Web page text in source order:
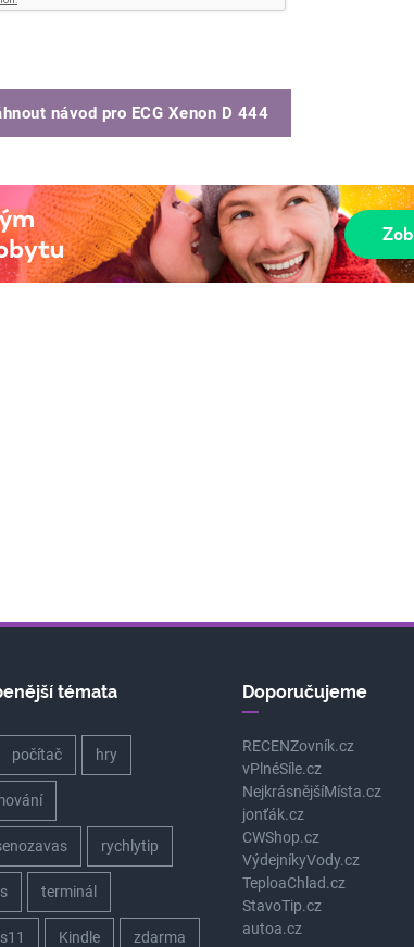
návod pro ECG Xenon D 444
témata
počítač hry
rychlytip
terminál
Kindle zdarma
Doporučujeme
RECENZovník.cz
vPlnéSíle.cz
NejkrásnějšíMísta.cz
jonťák.cz
CWShop.cz
VýdejníkyVody.cz
TeploaChlad.cz
StavoTip.cz
autoa.cz